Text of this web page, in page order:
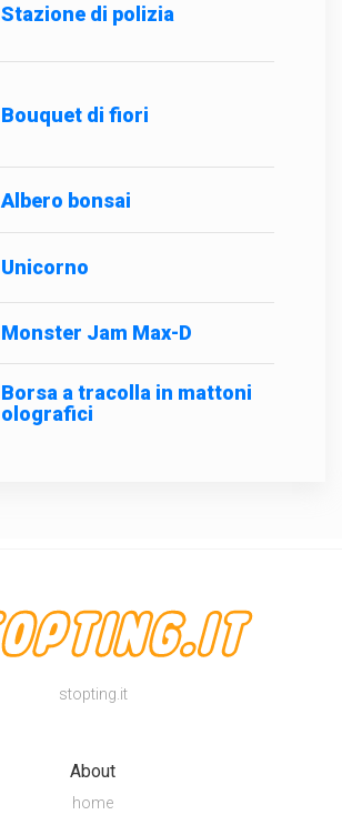
Stazione di polizia
Bouquet di fiori
Albero bonsai
Unicorno
Monster Jam Max-D
Borsa a tracolla in mattoni
olografici
stopting.it
About
home